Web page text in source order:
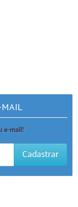
MAIL
e-mail!
Cadastrar